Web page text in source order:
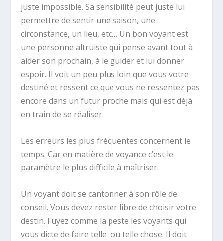
juste impossible. Sa sensibilité peut juste lui
permettre de sentir une saison, une
circonstance, un lieu, etc… Un bon voyant est
une personne altruiste qui pense avant tout à
aider son prochain, à le guider et lui donner
espoir. Il voit un peu plus loin que vous votre
destiné et ressent ce que vous ne ressentez pas
encore dans un futur proche mais qui est déjà
en train de se réaliser.
Les erreurs les plus fréquentes concernent le
temps. Car en matière de voyance c’est le
paramètre le plus difficile à maîtriser.
Un voyant doit se cantonner à son rôle de
conseil. Vous devez rester libre de choisir votre
destin. Fuyez comme la peste les voyants qui
vous dicte de faire telle ou telle chose. Il doit